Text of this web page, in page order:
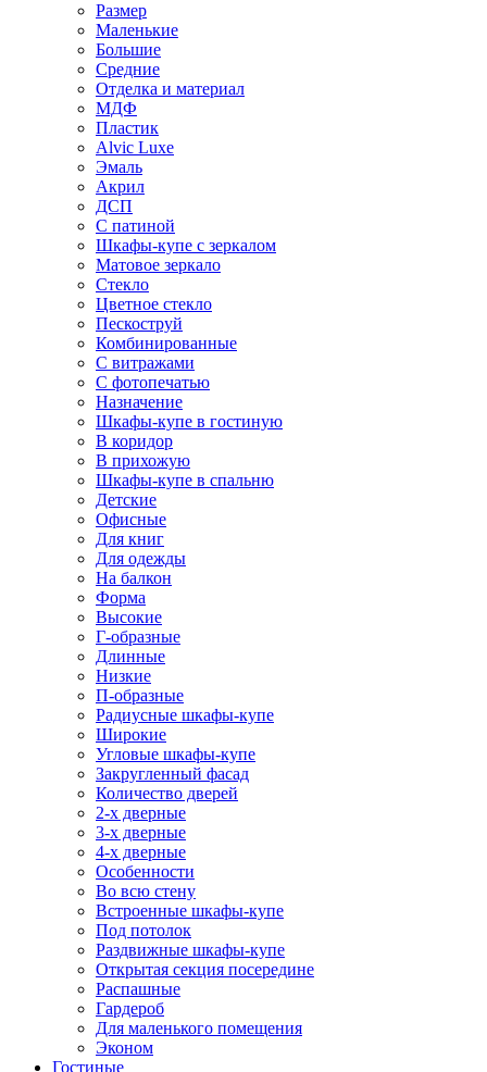
Размер
Маленькие
Большие
Средние
Отделка и материал
МДФ
Пластик
Alvic Luxe
Эмаль
Акрил
ДСП
С патиной
Шкафы-купе с зеркалом
Матовое зеркало
Стекло
Цветное стекло
Пескоструй
Комбинированные
С витражами
С фотопечатью
Назначение
Шкафы-купе в гостиную
В коридор
В прихожую
Шкафы-купе в спальню
Детские
Офисные
Для книг
Для одежды
На балкон
Форма
Высокие
Г-образные
Длинные
Низкие
П-образные
Радиусные шкафы-купе
Широкие
Угловые шкафы-купе
Закругленный фасад
Количество дверей
2-х дверные
3-х дверные
4-х дверные
Особенности
Во всю стену
Встроенные шкафы-купе
Под потолок
Раздвижные шкафы-купе
Открытая секция посередине
Распашные
Гардероб
Для маленького помещения
Эконом
Гостиные